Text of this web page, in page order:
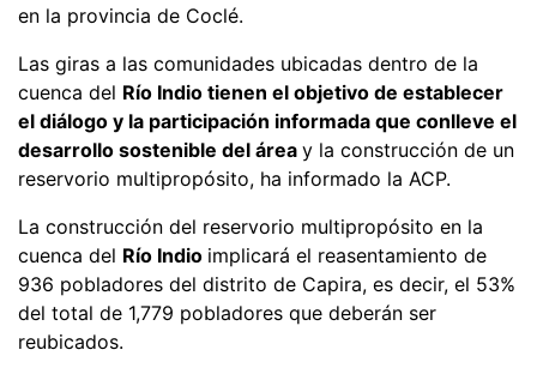
en la provincia de Coclé.
Las giras a las comunidades ubicadas dentro de la
cuenca del Río Indio tienen el objetivo de establecer
el diálogo y la participación informada que conlleve el
desarrollo sostenible del área y la construcción de un
reservorio multipropósito, ha informado la ACP.
La construcción del reservorio multipropósito en la
cuenca del Río Indio implicará el reasentamiento de
936 pobladores del distrito de Capira, es decir, el 53%
del total de 1,779 pobladores que deberán ser
reubicados.